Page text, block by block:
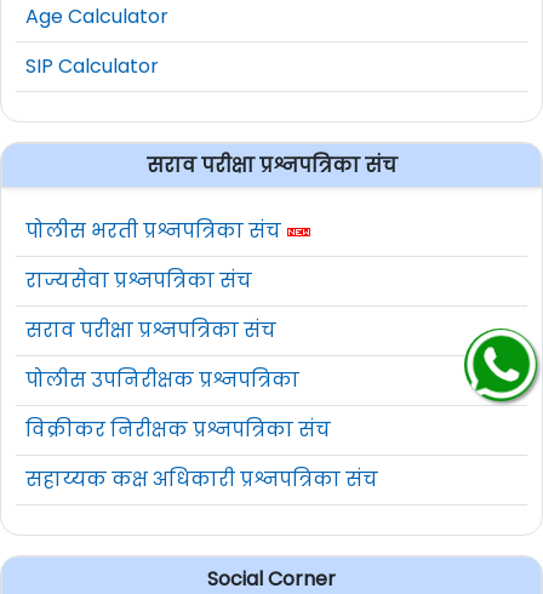
Age Calculator
SIP Calculator
सराव परीक्षा प्रश्नपत्रिका संच
पोलीस भरती प्रश्नपत्रिका संच
राज्यसेवा प्रश्नपत्रिका संच
सराव परीक्षा प्रश्नपत्रिका संच
पोलीस उपनिरीक्षक प्रश्नपत्रिका
विक्रीकर निरीक्षक प्रश्नपत्रिका संच
सहाय्यक कक्ष अधिकारी प्रश्नपत्रिका संच
Social Corner